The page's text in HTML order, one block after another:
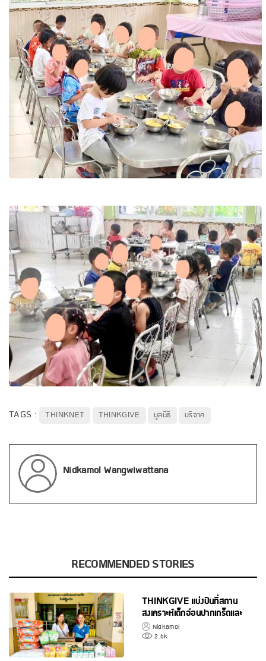
TAGS : THINKNET THINKGIVE มูลนิธิ บริจาค
Nidkamol Wangwiwattana
RECOMMENDED STORIES
THINKGIVE แบ่งปันที่สถาน
สงเคราะห์เด็กอ่อนปากเกร็ดและ
สถานสงเคราะห์เด็กอ่อนพญาไท
Nidkamol
2.6k